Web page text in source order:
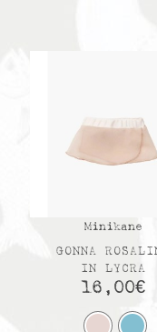
Minikane
GONNA
IN LYCRA
16,00€